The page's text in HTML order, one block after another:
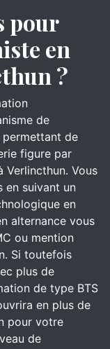
pour
en
?
de
de
figure par
Verlincthun. Vous
en suivant un
en
alternance vous
ou mention
Si toutefois
plus de
de type BTS
en plus de
pour votre
de